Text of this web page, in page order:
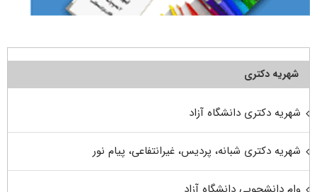
شهریه دکتری
شهریه دکتری دانشگاه آزاد
شهریه دکتری شبانه، پردیس، غیرانتفاعی، پیام نور